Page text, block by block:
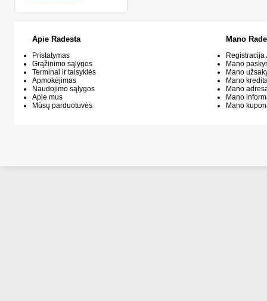
Apie Radesta
Pristatymas
Grąžinimo sąlygos
Terminai ir taisyklės
Apmokėjimas
Naudojimo sąlygos
Apie mus
Mūsų parduotuvės
Mano
Mano
Mano
Mano
Mano
Mano
Mano